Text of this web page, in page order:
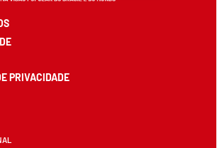
PRIVACIDADE